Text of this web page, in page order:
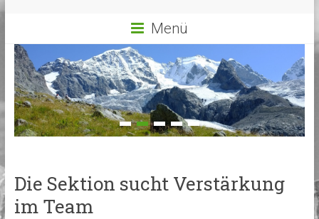
Menü
Die Sektion sucht Verstärkung
im Team